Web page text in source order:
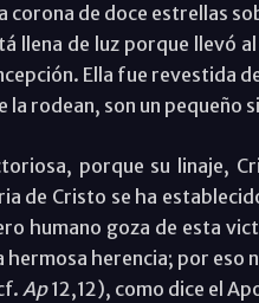
corona de doce estrellas
llena de luz porque llevó
Ella fue revestida
la rodean, son un pequeño
porque su linaje,
de Cristo se ha
humano goza de esta
herencia; por eso
Ap12,12), como dice el